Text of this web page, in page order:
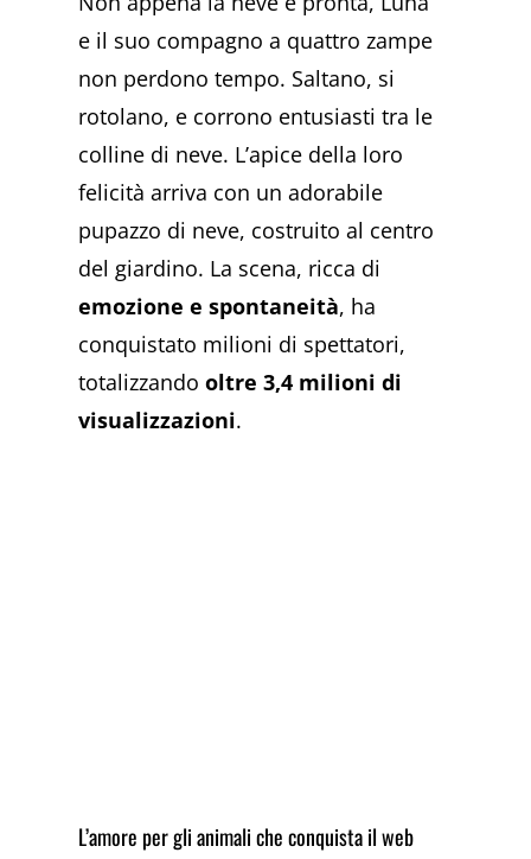
e il suo compagno a quattro zampe
non perdono tempo. Saltano, si
rotolano, e corrono entusiasti tra le
colline di neve. L’apice della loro
felicità arriva con un adorabile
pupazzo di neve, costruito al centro
del giardino. La scena, ricca di
emozione e spontaneità, ha
conquistato milioni di spettatori,
totalizzandooltre 3,4 milioni di
visualizzazioni.
L’amore per gli animali che conquista il web